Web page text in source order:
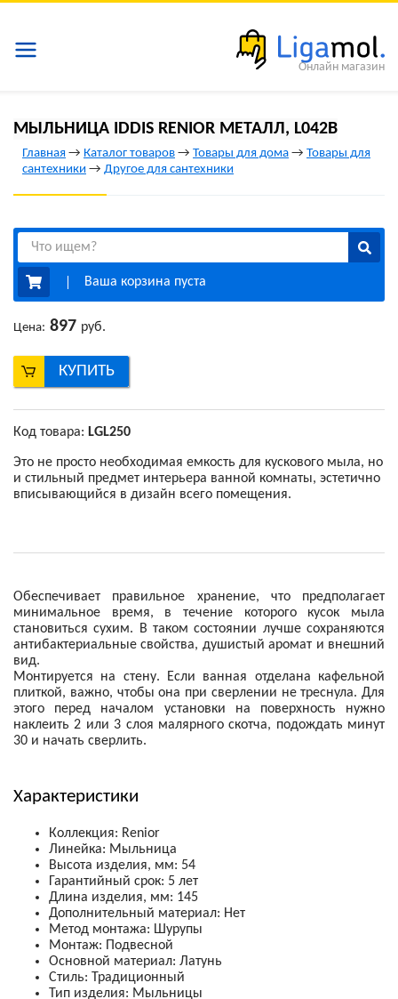
МЫЛЬНИЦА IDDIS RENIOR МЕТАЛЛ, L042B
Главная → Каталог товаров → Товары для дома → Товары для
сантехники → Другое для сантехники
Ваша корзина пуста
Цена: 897 руб.
КУПИТЬ
Код товара: LGL250
Это не просто необходимая емкость для кускового мыла, но
и стильный предмет интерьера ванной комнаты, эстетично
вписывающийся в дизайн всего помещения.
Обеспечивает правильное хранение, что предполагает
минимальное время, в течение которого кусок мыла
становиться сухим. В таком состоянии лучше сохраняются
антибактериальные свойства, душистый аромат и внешний
вид.
Монтируется на стену. Если ванная отделана кафельной
плиткой, важно, чтобы она при сверлении не треснула. Для
этого перед началом установки на поверхность нужно
наклеить 2 или 3 слоя малярного скотча, подождать минут
30 и начать сверлить.
Характеристики
Коллекция: Renior
Линейка: Мыльница
Высота изделия, мм: 54
Гарантийный срок: 5 лет
Длина изделия, мм: 145
Дополнительный материал: Нет
Метод монтажа: Шурупы
Монтаж: Подвесной
Основной материал: Латунь
Стиль: Традиционный
Тип изделия: Мыльницы
Онлайн магазин